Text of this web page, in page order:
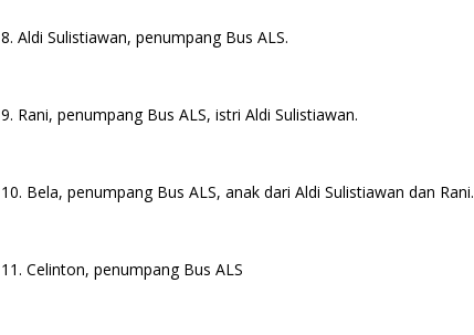
8. Aldi Sulistiawan, penumpang Bus ALS.
9. Rani, penumpang Bus ALS, istri Aldi Sulistiawan.
10. Bela, penumpang Bus ALS, anak dari Aldi Sulistiawan dan Rani.
11. Celinton, penumpang Bus ALS